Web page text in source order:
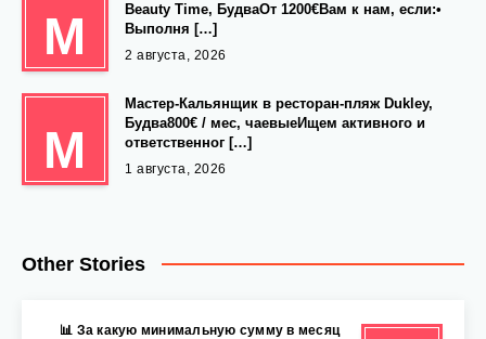
М
Beauty Time, БудваОт 1200€Вам к нам, если:•
Выполня […]
2 августа, 2026
М
Мастер-Кальянщик в ресторан-пляж Dukley,
Будва800€ / мес, чаевыеИщем активного и
ответственног […]
1 августа, 2026
Other Stories
📊 За какую минимальную сумму в месяц